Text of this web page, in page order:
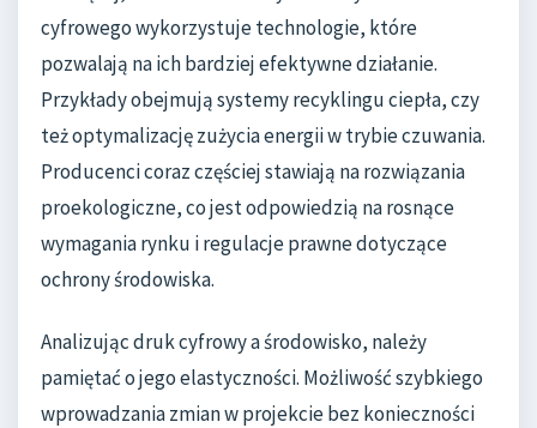
cyfrowego wykorzystuje technologie, które
pozwalają na ich bardziej efektywne działanie.
Przykłady obejmują systemy recyklingu ciepła, czy
też optymalizację zużycia energii w trybie czuwania.
Producenci coraz częściej stawiają na rozwiązania
proekologiczne, co jest odpowiedzią na rosnące
wymagania rynku i regulacje prawne dotyczące
ochrony środowiska.
Analizując druk cyfrowy a środowisko, należy
pamiętać o jego elastyczności. Możliwość szybkiego
wprowadzania zmian w projekcie bez konieczności